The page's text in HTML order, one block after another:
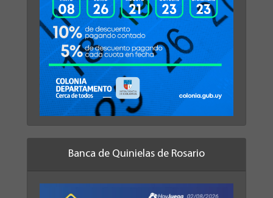
Banca de Quinielas de Rosario